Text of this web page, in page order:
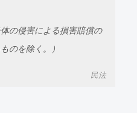
の侵害による損害賠償の
のを除く。）
民法